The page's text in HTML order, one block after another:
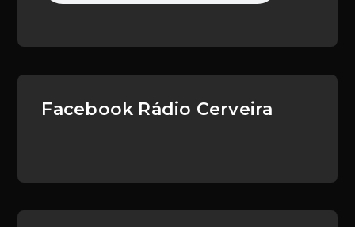
Facebook Rádio Cerveira